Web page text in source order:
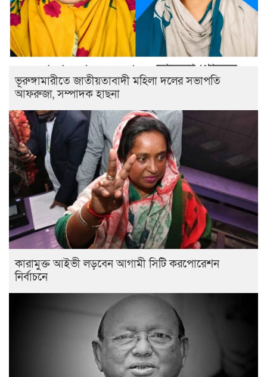
ভূরুঙ্গামারীতে জাতীয়তাবাদী মহিলা দলের সভাপতি
আফরুজা, সম্পাদক হাছনা
কারামুক্ত আইভী লড়বেন আগামী সিটি করপোরেশন
নির্বাচনে